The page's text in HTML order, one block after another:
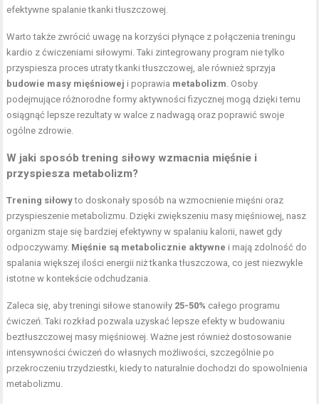
efektywne spalanie tkanki tłuszczowej.
Warto także zwrócić uwagę na korzyści płynące z połączenia treningu
kardio z ćwiczeniami siłowymi. Taki zintegrowany program nie tylko
przyspiesza proces utraty tkanki tłuszczowej, ale również sprzyja
budowie masy mięśniowej i poprawia metabolizm . Osoby
podejmujące różnorodne formy aktywności fizycznej mogą dzięki temu
osiągnąć lepsze rezultaty w walce z nadwagą oraz poprawić swoje
ogólne zdrowie.
W jaki sposób trening siłowy wzmacnia mięśnie i
przyspiesza metabolizm?
Trening siłowyto doskonały sposób na wzmocnienie mięśni oraz
przyspieszenie metabolizmu. Dzięki zwiększeniu masy mięśniowej, nasz
organizm staje się bardziej efektywny w spalaniu kalorii, nawet gdy
odpoczywamy. Mięśnie są metabolicznie aktywne i mają zdolność do
spalania większej ilości energii niż tkanka tłuszczowa, co jest niezwykle
istotne w kontekście odchudzania.
Zaleca się, aby treningi siłowe stanowiły 25-50% całego programu
ćwiczeń. Taki rozkład pozwala uzyskać lepsze efekty w budowaniu
beztłuszczowej masy mięśniowej. Ważne jest również dostosowanie
intensywności ćwiczeń do własnych możliwości, szczególnie po
przekroczeniu trzydziestki, kiedy to naturalnie dochodzi do spowolnienia
metabolizmu.